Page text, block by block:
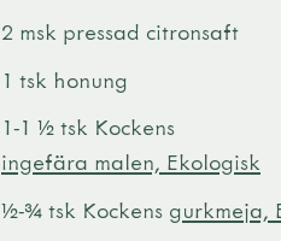
2 msk pressad citronsaft
1 tsk honung
1-1 ½ tsk Kockens
ingefära malen, Ekologisk
½-¾ tsk Kockens gurkmeja,